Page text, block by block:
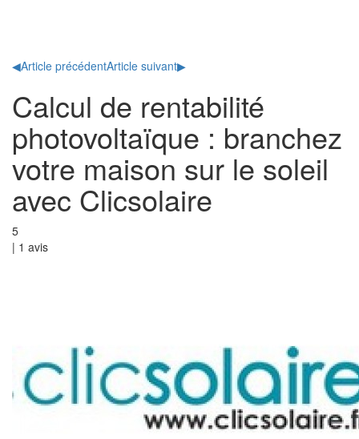
◀Article précédentArticle suivant▶
Calcul de rentabilité
photovoltaïque : branchez
votre maison sur le soleil
avec Clicsolaire
5
| 1 avis